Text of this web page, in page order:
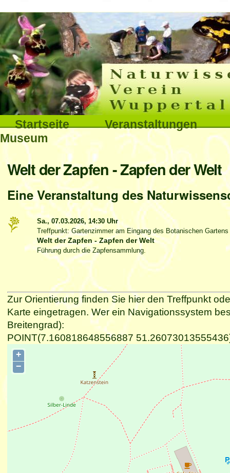
Direkt
zum
Inhalt
|
Direkt
zur
Navigation
Sektionen
Startseite
Veranstaltungen
Museum
Benutzerspezifische
Werkzeuge
Interna
Welt der Zapfen - Zapfen der Welt
Eine Veranstaltung des
Sa., 07.03.2026, 14:30 Uhr
Treffpunkt: Gartenzimmer am Eingang des Botanischen
Welt der Zapfen - Zapfen der Welt
Führung durch die Zapfensammlung.
Zur Orientierung finden Sie hier den Treffpunkt
Karte eingetragen. Wer ein Navigationssystem
Breitengrad):
POINT(7.160818648556887
+
−